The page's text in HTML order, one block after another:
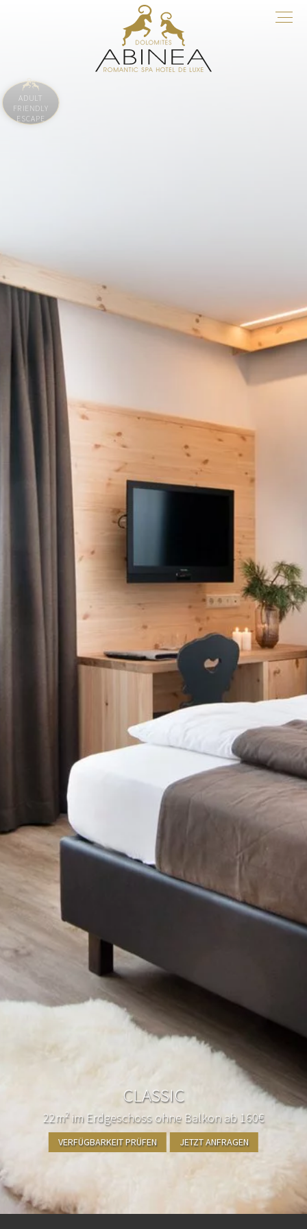
CLASSIC
22m² im Erdgeschoss ohne Balkon ab 160€
VERFÜGBARKEIT PRÜFEN JETZT ANFRAGEN
ADULT
FRIENDLY
ESCAPE